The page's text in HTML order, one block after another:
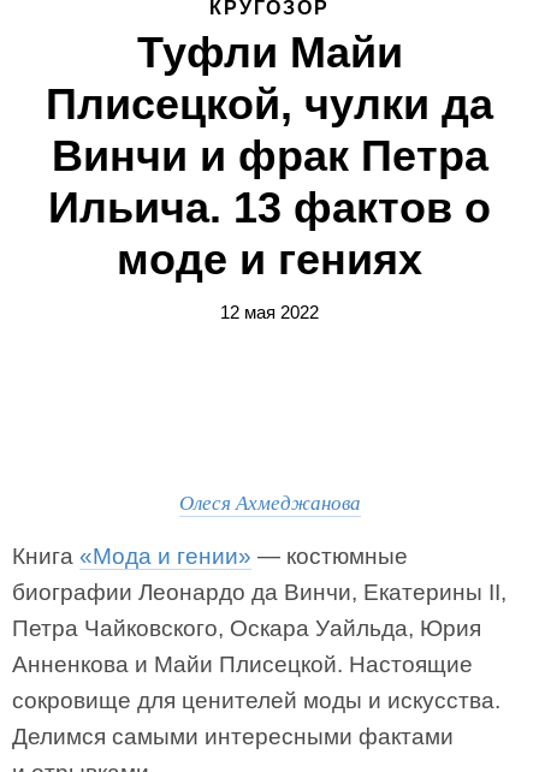
КРУГОЗОР
Туфли Майи
Плисецкой, чулки да
Винчи и фрак Петра
Ильича. 13 фактов о
моде и гениях
12 мая 2022
Олеся Ахмеджанова
Книга «Мода и гении» — костюмные
биографии Леонардо да Винчи, Екатерины II,
Петра Чайковского, Оскара Уайльда, Юрия
Анненкова и Майи Плисецкой. Настоящие
сокровище для ценителей моды и искусства.
Делимся самыми интересными фактами